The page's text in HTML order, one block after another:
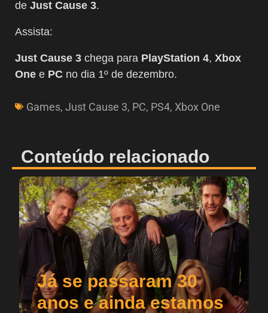
de Just Cause 3.
Assista:
Just Cause 3 chega para PlayStation 4, Xbox
One e PC no dia 1º de dezembro.
Games, Just Cause 3, PC, PS4, Xbox One
Conteúdo relacionado
Já se passaram 30
anos e ainda estamos